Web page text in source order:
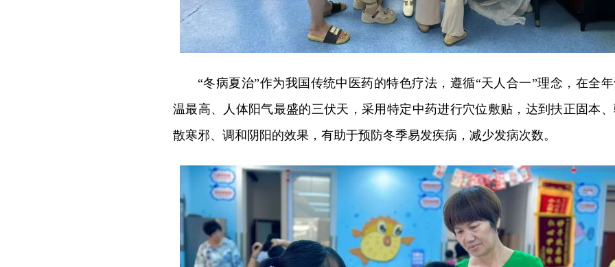
“冬病夏治”作为我国传统中医药的特色疗法，遵循“天人合一”理念，在全
温最高、人体阳气最盛的三伏天，采用特定中药进行穴位敷贴，达到扶正固本
散寒邪、调和阴阳的效果，有助于预防冬季易发疾病，减少发病次数。